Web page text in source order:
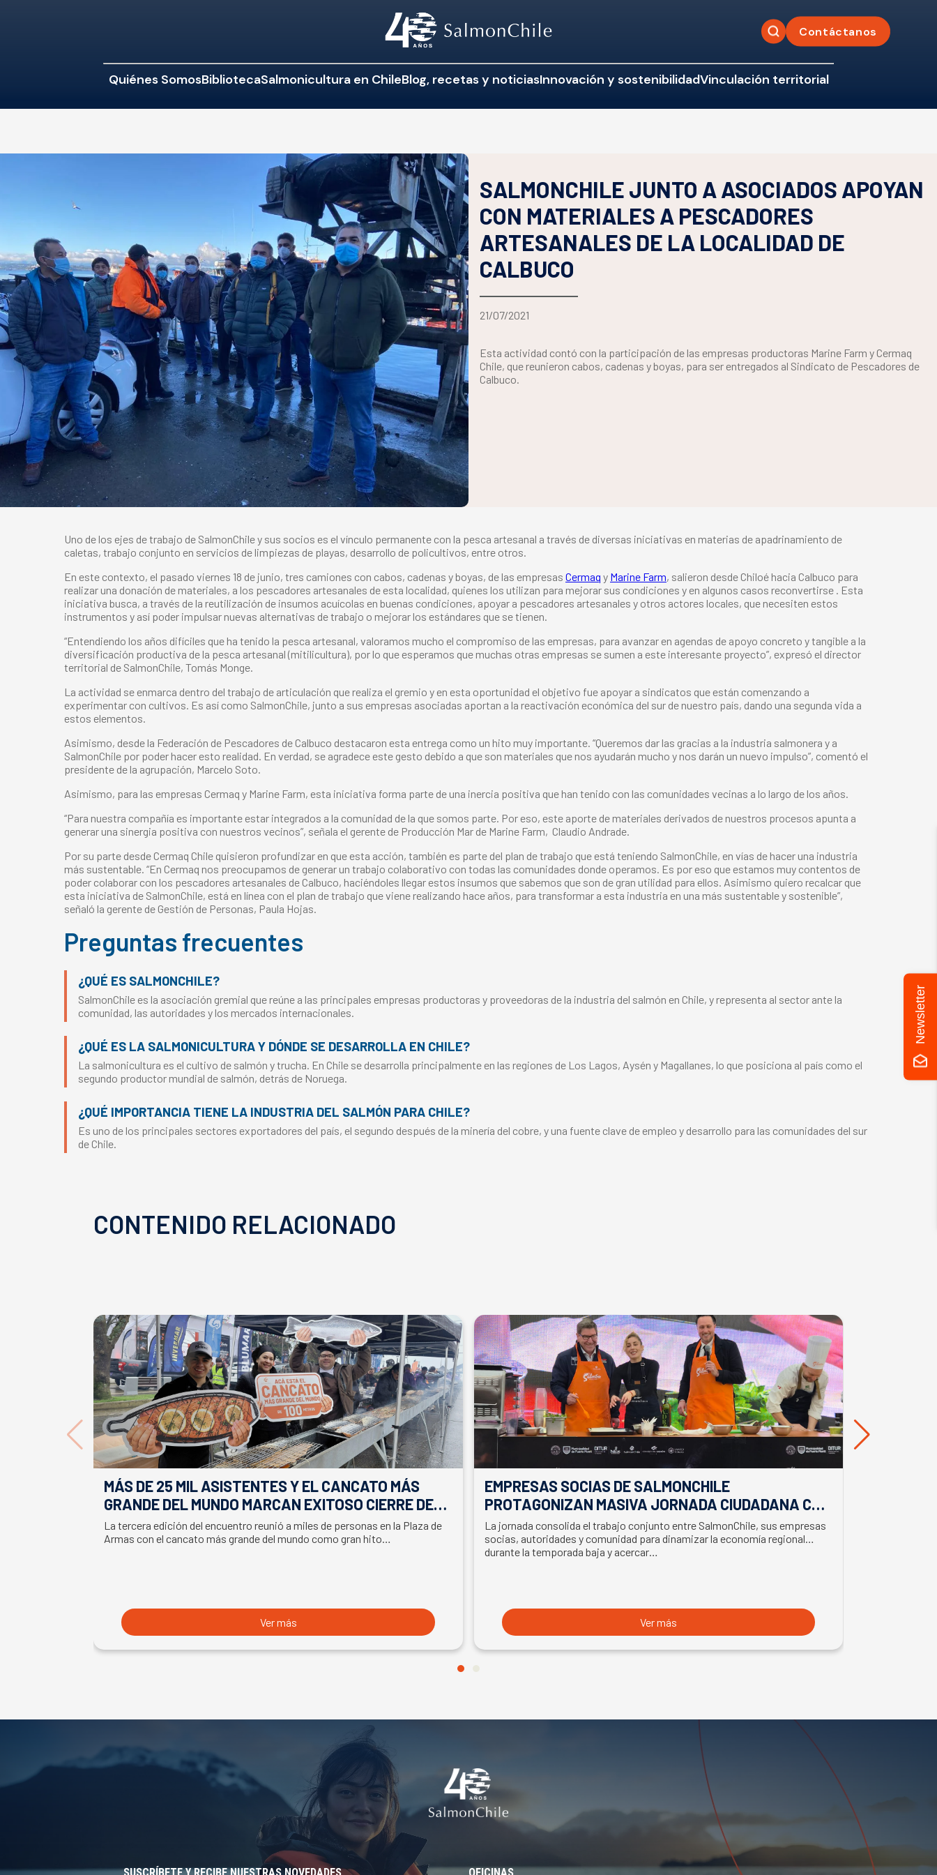
Contáctanos
Quiénes SomosBibliotecaSalmonicultura en ChileBlog, recetas y noticiasInnovación y sostenibilidadVinculación territorial
SALMONCHILE JUNTO A ASOCIADOS APOYAN
CON MATERIALES A PESCADORES
ARTESANALES DE LA LOCALIDAD DE
CALBUCO
21/07/2021
Esta actividad contó con la participación de las empresas productoras Marine Farm y Cermaq
Chile, que reunieron cabos, cadenas y boyas, para ser entregados al Sindicato de Pescadores de
Calbuco.
Uno de los ejes de trabajo de SalmonChile y sus socios es el vínculo permanente con la pesca artesanal a través de diversas iniciativas en materias de apadrinamiento de
caletas, trabajo conjunto en servicios de limpiezas de playas, desarrollo de policultivos, entre otros.
En este contexto, el pasado viernes 18 de junio, tres camiones con cabos, cadenas y boyas, de las empresas Cermaq y Marine Farm, salieron desde Chiloé hacia Calbuco para
realizar una donación de materiales, a los pescadores artesanales de esta localidad, quienes los utilizan para mejorar sus condiciones y en algunos casos reconvertirse . Esta
iniciativa busca, a través de la reutilización de insumos acuícolas en buenas condiciones, apoyar a pescadores artesanales y otros actores locales, que necesiten estos
instrumentos y así poder impulsar nuevas alternativas de trabajo o mejorar los estándares que se tienen.
“Entendiendo los años difíciles que ha tenido la pesca artesanal, valoramos mucho el compromiso de las empresas, para avanzar en agendas de apoyo concreto y tangible a la
diversificación productiva de la pesca artesanal (mitilicultura), por lo que esperamos que muchas otras empresas se sumen a este interesante proyecto”, expresó el director
territorial de SalmonChile, Tomás Monge.
La actividad se enmarca dentro del trabajo de articulación que realiza el gremio y en esta oportunidad el objetivo fue apoyar a sindicatos que están comenzando a
experimentar con cultivos. Es así como SalmonChile, junto a sus empresas asociadas aportan a la reactivación económica del sur de nuestro país, dando una segunda vida a
estos elementos.
Asimismo, desde la Federación de Pescadores de Calbuco destacaron esta entrega como un hito muy importante. “Queremos dar las gracias a la industria salmonera y a
SalmonChile por poder hacer esto realidad. En verdad, se agradece este gesto debido a que son materiales que nos ayudarán mucho y nos darán un nuevo impulso”, comentó el
presidente de la agrupación, Marcelo Soto.
Asimismo, para las empresas Cermaq y Marine Farm, esta iniciativa forma parte de una inercia positiva que han tenido con las comunidades vecinas a lo largo de los años.
“Para nuestra compañía es importante estar integrados a la comunidad de la que somos parte. Por eso, este aporte de materiales derivados de nuestros procesos apunta a
generar una sinergia positiva con nuestros vecinos”, señala el gerente de Producción Mar de Marine Farm, Claudio Andrade.
Por su parte desde Cermaq Chile quisieron profundizar en que esta acción, también es parte del plan de trabajo que está teniendo SalmonChile, en vías de hacer una industria
más sustentable. “En Cermaq nos preocupamos de generar un trabajo colaborativo con todas las comunidades donde operamos. Es por eso que estamos muy contentos de
poder colaborar con los pescadores artesanales de Calbuco, haciéndoles llegar estos insumos que sabemos que son de gran utilidad para ellos. Asimismo quiero recalcar que
esta iniciativa de SalmonChile, está en línea con el plan de trabajo que viene realizando hace años, para transformar a esta industria en una más sustentable y sostenible”,
señaló la gerente de Gestión de Personas, Paula Hojas.
Preguntas frecuentes
¿QUÉ ES SALMONCHILE?
SalmonChile es la asociación gremial que reúne a las principales empresas productoras y proveedoras de la industria del salmón en Chile, y representa al sector ante la
comunidad, las autoridades y los mercados internacionales.
¿QUÉ ES LA SALMONICULTURA Y DÓNDE SE DESARROLLA EN CHILE?
La salmonicultura es el cultivo de salmón y trucha. En Chile se desarrolla principalmente en las regiones de Los Lagos, Aysén y Magallanes, lo que posiciona al país como el
segundo productor mundial de salmón, detrás de Noruega.
¿QUÉ IMPORTANCIA TIENE LA INDUSTRIA DEL SALMÓN PARA CHILE?
Es uno de los principales sectores exportadores del país, el segundo después de la minería del cobre, y una fuente clave de empleo y desarrollo para las comunidades del sur
de Chile.
CONTENIDO RELACIONADO
MÁS DE 25 MIL ASISTENTES Y EL CANCATO MÁS
GRANDE DEL MUNDO MARCAN EXITOSO CIERRE DE
LA SEMANA DEL SALMÓN
La tercera edición del encuentro reunió a miles de personas en la Plaza de
Armas con el cancato más grande del mundo como gran hito…
Ver más
EMPRESAS SOCIAS DE SALMONCHILE
PROTAGONIZAN MASIVA JORNADA CIUDADANA CON
LA PARTICIPACIÓN DEL BIMINISTRO DE ECONOMÍA
EN SEMANA DEL SALMÓN
La jornada consolida el trabajo conjunto entre SalmonChile, sus empresas
socias, autoridades y comunidad para dinamizar la economía regional
durante la temporada baja y acercar…
Ver más
Newsletter